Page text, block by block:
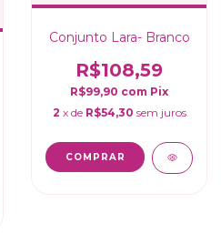
Conjunto Lara- Branco
R$108,59
R$99,90 com Pix
2 x de R$54,30 sem juros
COMPRAR